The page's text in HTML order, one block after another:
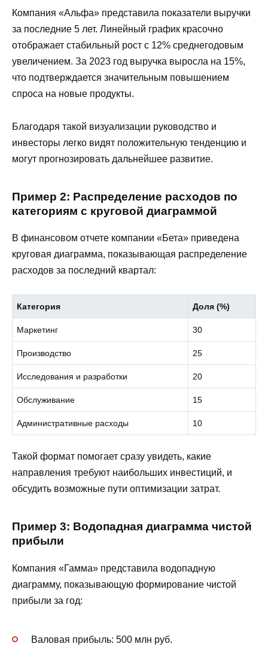
Компания «Альфа» представила показатели выручки
за последние 5 лет. Линейный график красочно
отображает стабильный рост с 12% среднегодовым
увеличением. За 2023 год выручка выросла на 15%,
что подтверждается значительным повышением
спроса на новые продукты.
Благодаря такой визуализации руководство и
инвесторы легко видят положительную тенденцию и
могут прогнозировать дальнейшее развитие.
Пример 2: Распределение расходов по
категориям с круговой диаграммой
В финансовом отчете компании «Бета» приведена
круговая диаграмма, показывающая распределение
расходов за последний квартал:
Категория Доля (%)
Маркетинг 30
Производство 25
Исследования и разработки 20
Обслуживание 15
Административные расходы 10
Такой формат помогает сразу увидеть, какие
направления требуют наибольших инвестиций, и
обсудить возможные пути оптимизации затрат.
Пример 3: Водопадная диаграмма чистой
прибыли
Компания «Гамма» представила водопадную
диаграмму, показывающую формирование чистой
прибыли за год:
Валовая прибыль: 500 млн руб.